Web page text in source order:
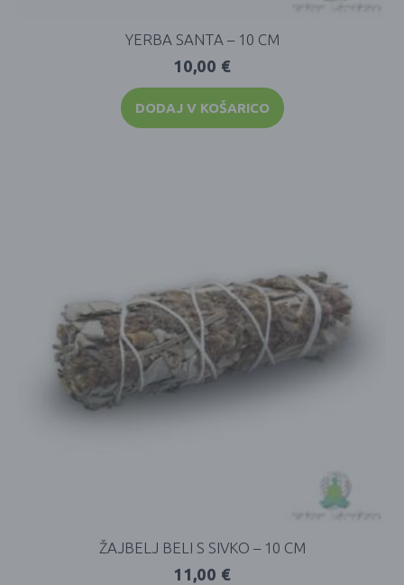
YERBA SANTA – 10 CM
10,00 €
DODAJ V KOŠARICO
ŽAJBELJ BELI S SIVKO – 10 CM
11,00 €